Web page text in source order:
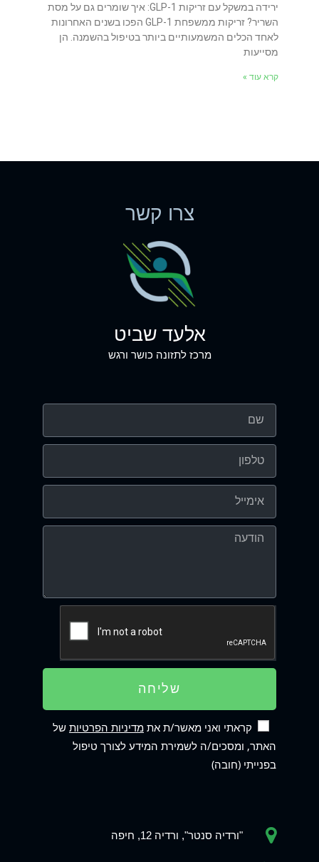
ירידה במשקל עם זריקות GLP-1: איך שומרים גם על מסת
השריר? זריקות ממשפחת GLP-1 הפכו בשנים האחרונות
לאחד הכלים המשמעותיים ביותר בטיפול בהשמנה. הן
מסייעות
קרא עוד »
צרו קשר
אלעד שביט
מרכז לתזונה כושר ורגש
שליחה
קראתי ואני מאשר/ת את מדיניות הפרטיות של
האתר, ומסכים/ה לשמירת המידע לצורך טיפול
בפנייתי (חובה)
"ורדיה סנטר", ורדיה 12, חיפה